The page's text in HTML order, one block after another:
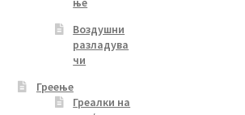
Воздушни
разладува
чи
Греење
Греалки на